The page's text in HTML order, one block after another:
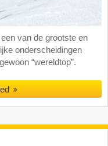
van de grootste en
onderscheidingen
“wereldtop”.